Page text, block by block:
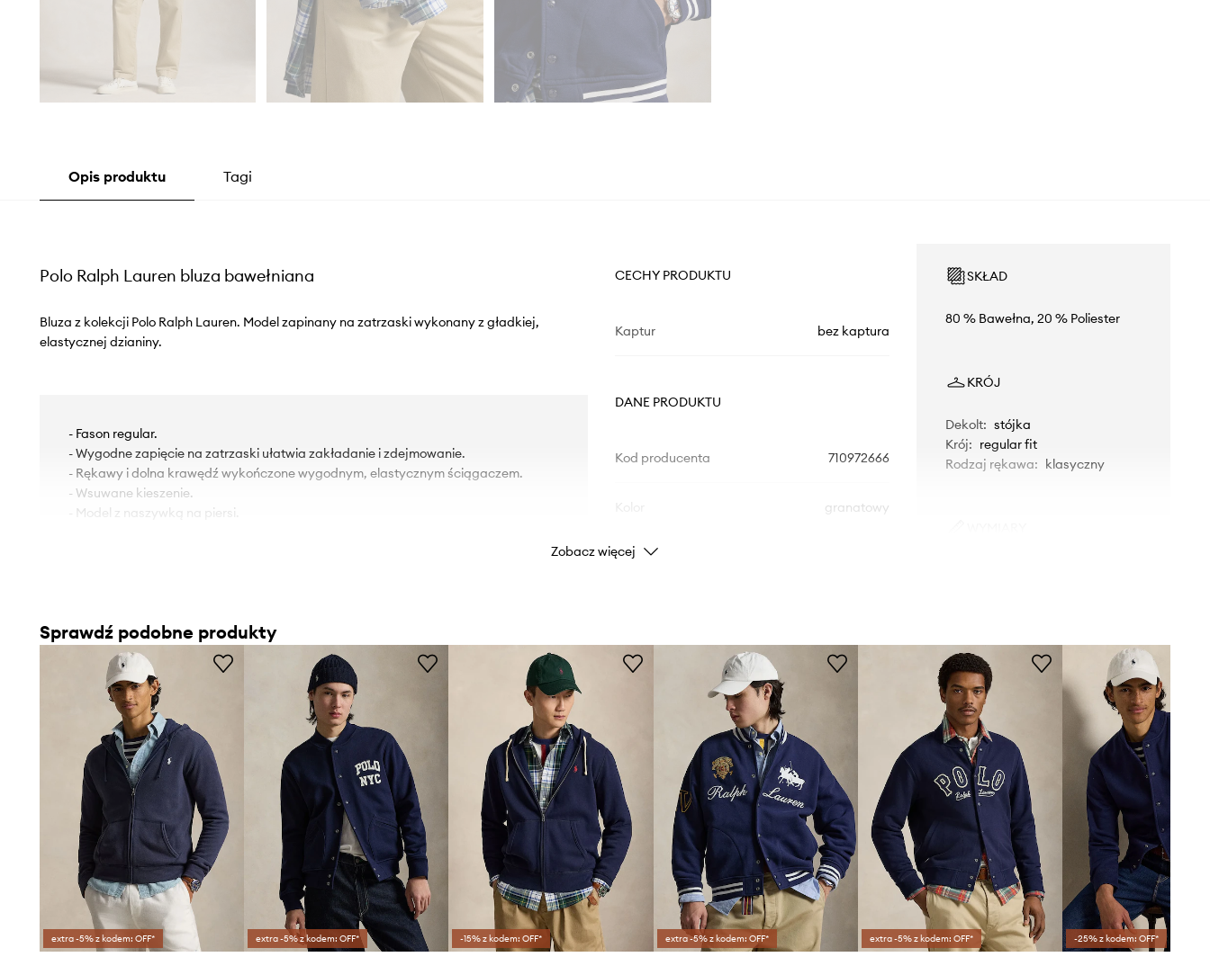
Opis produktu Tagi
Polo Ralph Lauren bluza bawełniana
Bluza z kolekcji Polo Ralph Lauren. Model zapinany na zatrzaski wykonany z gładkiej,
elastycznej dzianiny.
- Fason regular.
- Wygodne zapięcie na zatrzaski ułatwia zakładanie i zdejmowanie.
- Rękawy i dolna krawędź wykończone wygodnym, elastycznym ściągaczem.
- Wsuwane kieszenie.
- Model z naszywką na piersi.
CECHY PRODUKTU
Kaptur bez kaptura
DANE PRODUKTU
Kod producenta 710972666
granatowy
Marka
ID Produktu
SKŁAD
80 % Bawełna, 20 % Poliester
KRÓJ
Dekolt: stójka
Krój: regular fit
Rodzaj rękawa: klasyczny
producenta.
Tabela rozmiarów
Zobacz więcej
Sprawdź podobne produkty
extra -5% z kodem: OFF* extra -5% z kodem: OFF* -15% z kodem: OFF* extra -5% z kodem: OFF* extra -5% z kodem: OFF* -25% z kodem: OFF*